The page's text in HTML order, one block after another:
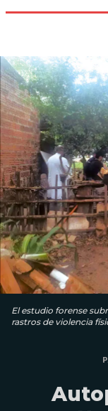
El estudio forense
rastros de violencia